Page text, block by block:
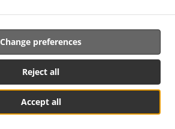
Accept all
Reject all
Change preferences